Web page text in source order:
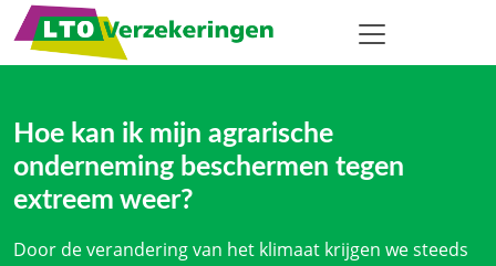
Hoe kan ik mijn agrarische
onderneming beschermen tegen
extreem weer?
Door de verandering van het klimaat krijgen we steeds